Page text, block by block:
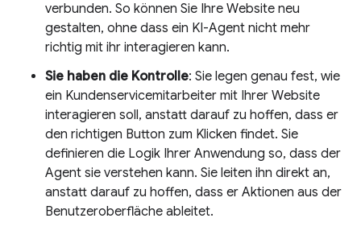
verbunden. So können Sie Ihre Website neu
gestalten, ohne dass ein KI-Agent nicht mehr
richtig mit ihr interagieren kann.
Sie haben die Kontrolle: Sie legen genau fest, wie
ein Kundenservicemitarbeiter mit Ihrer Website
interagieren soll, anstatt darauf zu hoffen, dass er
den richtigen Button zum Klicken findet. Sie
definieren die Logik Ihrer Anwendung so, dass der
Agent sie verstehen kann. Sie leiten ihn direkt an,
anstatt darauf zu hoffen, dass er Aktionen aus der
Benutzeroberfläche ableitet.